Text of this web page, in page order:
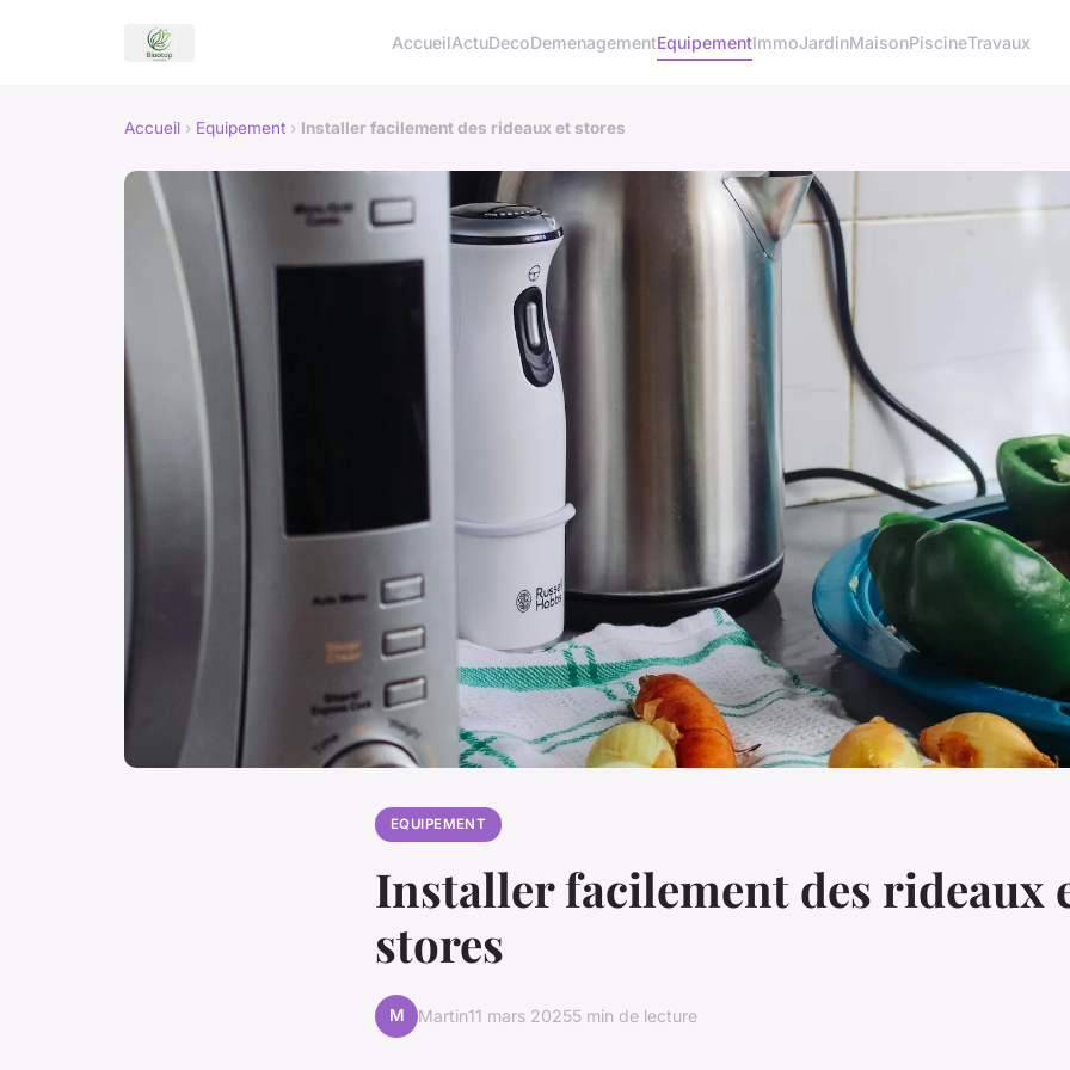
AccueilActuDecoDemenagementEquipementImmoJardinMaisonPiscineTravaux
Accueil › Equipement › Installer facilement des rideaux et stores
EQUIPEMENT
Installer facilement des rideaux
stores
M Martin11 mars 20255 min de lecture